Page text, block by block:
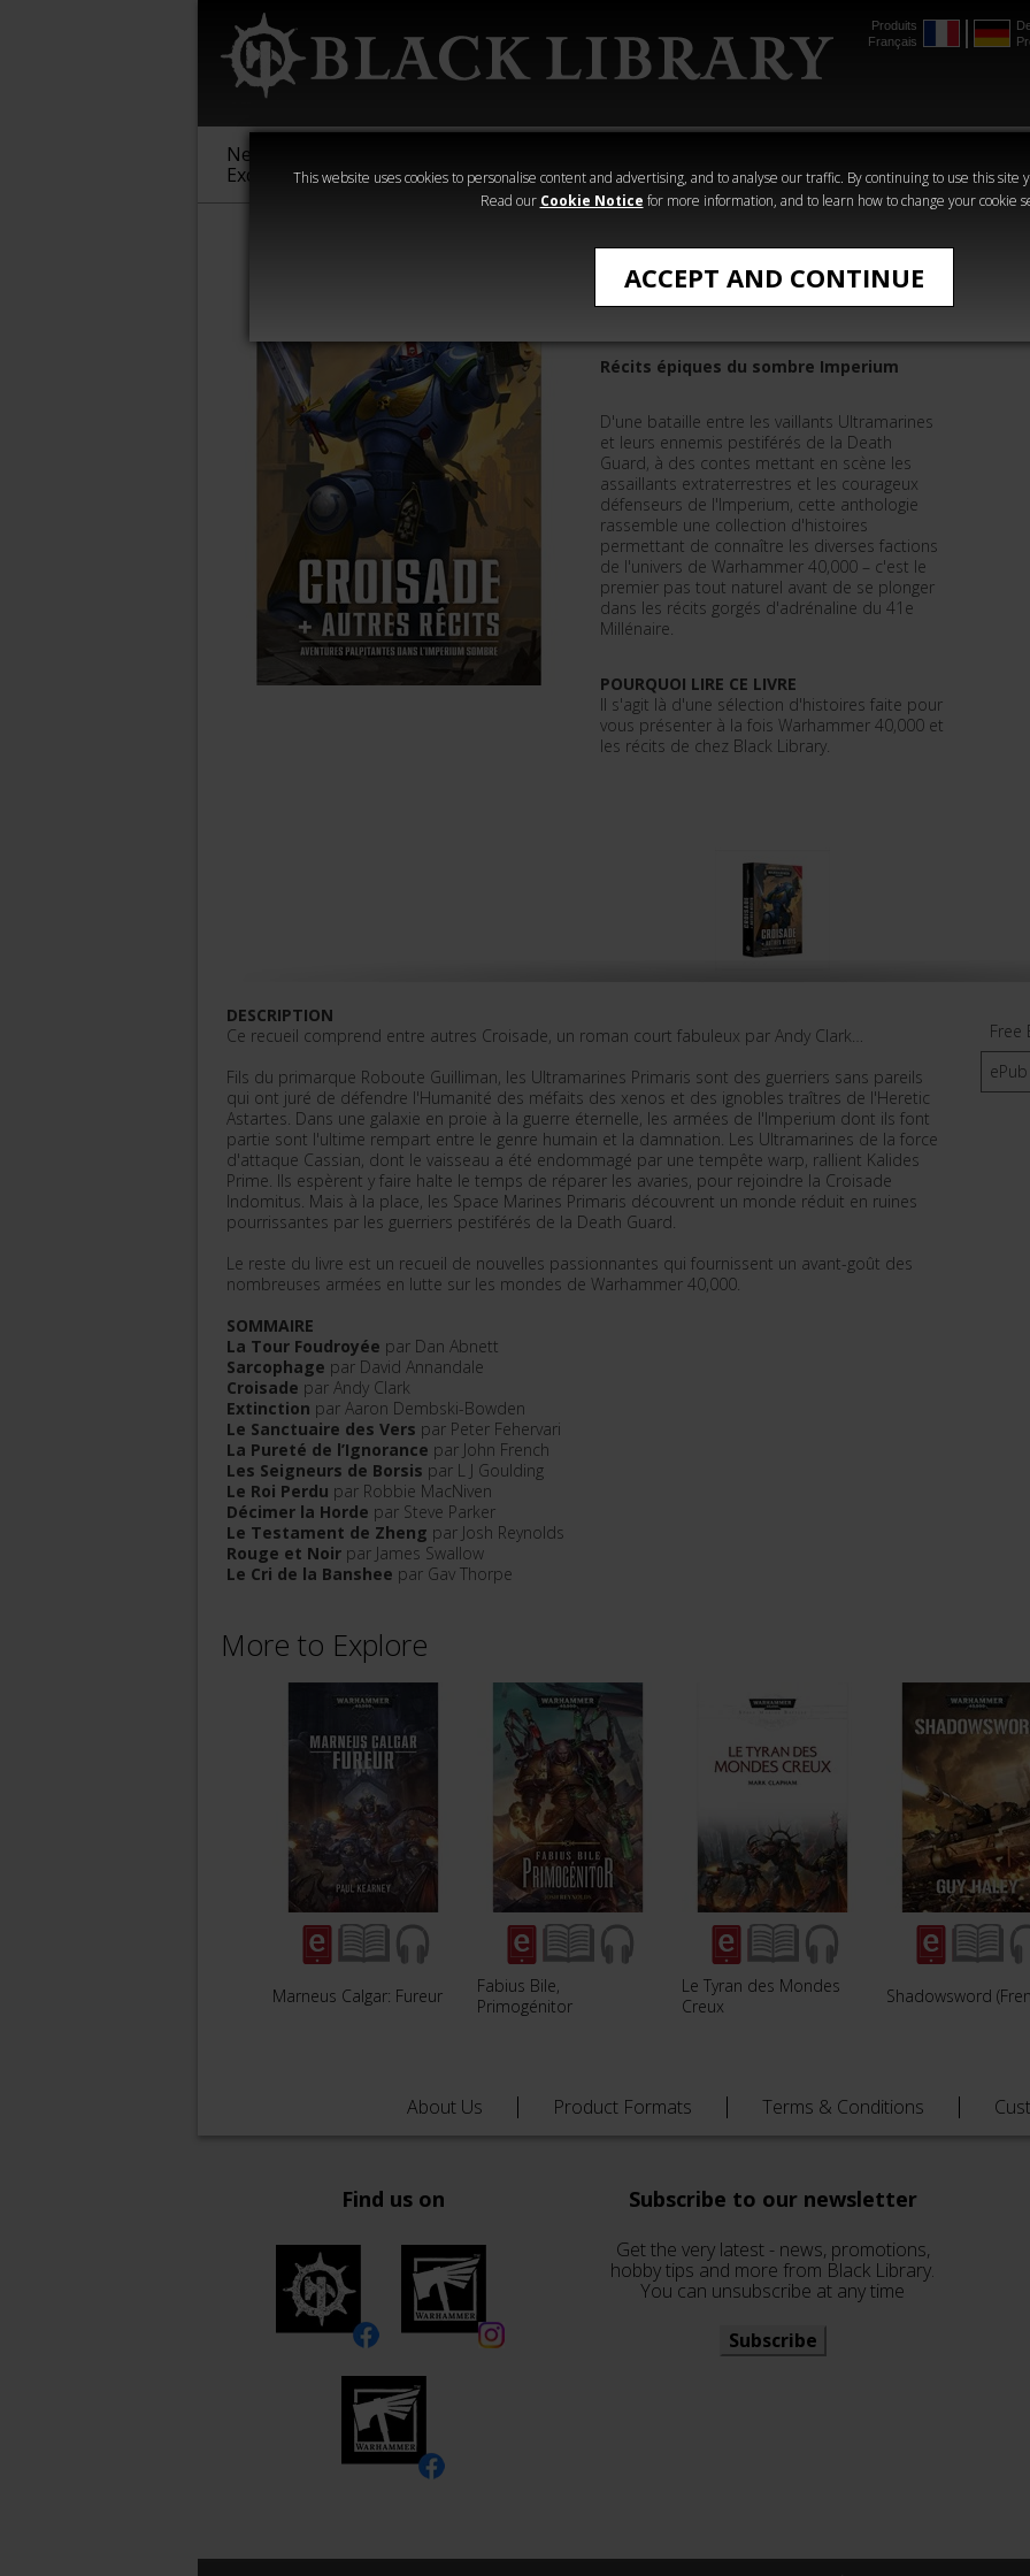
This website uses cookies to personalise content and advertising, and to analyse our traffic. By continuing to use this site
Read our Cookie Notice for more information, and to learn how to change your cookie
ACCEPT AND CONTINUE
Produits
Français
New &
Exclusive
Sigmar
40,000
Heresy
Crime
Horror
Croisade et autres récits
Récits épiques du sombre Imperium
D'une bataille entre les vaillants Ultramarines
et leurs ennemis pestiférés de la Death
Guard, à des contes mettant en scène les
assaillants extraterrestres et les courageux
défenseurs de l'Imperium, cette anthologie
rassemble une collection d'histoires
permettant de connaître les diverses factions
de l'univers de Warhammer 40,000 – c'est le
premier pas tout naturel avant de se plonger
dans les récits gorgés d'adrénaline du 41e
Millénaire.
POURQUOI LIRE CE LIVRE
Il s'agit là d'une sélection d'histoires faite pour
vous présenter à la fois Warhammer 40,000 et
les récits de chez Black Library.
DESCRIPTION
Ce recueil comprend entre autres Croisade, un roman court fabuleux par Andy Clark…
Fils du primarque Roboute Guilliman, les Ultramarines Primaris sont des guerriers sans pareils
qui ont juré de défendre l'Humanité des méfaits des xenos et des ignobles traîtres de l'Heretic
Astartes. Dans une galaxie en proie à la guerre éternelle, les armées de l'Imperium dont ils font
partie sont l'ultime rempart entre le genre humain et la damnation. Les Ultramarines de la force
d'attaque Cassian, dont le vaisseau a été endommagé par une tempête warp, rallient Kalides
Prime. Ils espèrent y faire halte le temps de réparer les avaries, pour rejoindre la Croisade
Indomitus. Mais à la place, les Space Marines Primaris découvrent un monde réduit en ruines
pourrissantes par les guerriers pestiférés de la Death Guard.
Le reste du livre est un recueil de nouvelles passionnantes qui fournissent un avant-goût des
nombreuses armées en lutte sur les mondes de Warhammer 40,000.
SOMMAIRE
La Tour Foudroyée par Dan Abnett
Sarcophage par David Annandale
Croisade par Andy Clark
Extinction par Aaron Dembski-Bowden
Le Sanctuaire des Vers par Peter Fehervari
La Pureté de l’Ignorance par John French
Les Seigneurs de Borsis par L J Goulding
Le Roi Perdu par Robbie MacNiven
Décimer la Horde par Steve Parker
Le Testament de Zheng par Josh Reynolds
Rouge et Noir par James Swallow
Le Cri de la Banshee par Gav Thorpe
Free
ePub
More to Explore
Marneus Calgar: Fureur
Fabius Bile,
Primogénitor
Le Tyran des Mondes
Creux
Shadowsword
About Us Product Formats Terms & Conditions
Find us on Subscribe to our newsletter
Get the very latest - news, promotions,
hobby tips and more from Black Library.
You can unsubscribe at any time
Subscribe